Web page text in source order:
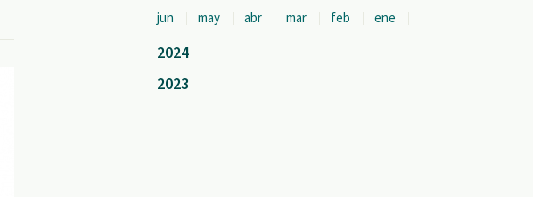
jun
may abr mar feb ene
2024
2023